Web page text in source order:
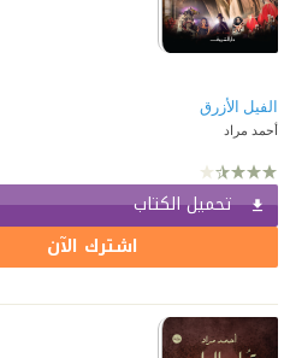
الفيل الأزرق
أحمد مراد
تحميل الكتاب
اشترك الآن